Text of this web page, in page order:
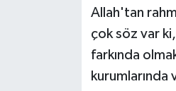
Allah'tan
çok söz var
farkında